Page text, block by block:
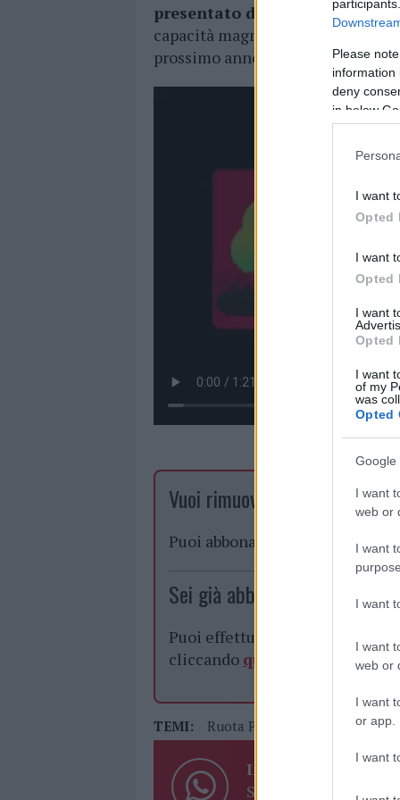
Please
information
deny
in below
I want
Opted
I want
Opted
I want
Opted
I want
of my
was
Opted
Google
I want
web or
I want
I want
I want
web or
I want
or app.
I want
presentato dalla famiglia
capacità magnetica di
prossimo anno?
Vuoi rimuovere le pubblicità
Puoi abbonarti a soli € 1,10 al
Sei già abbonato?
Puoi effettuare l'accesso
cliccando qui
TEMI: Ruota Panoramica Olbia
Inviaci le tue
Su WhatsApp al